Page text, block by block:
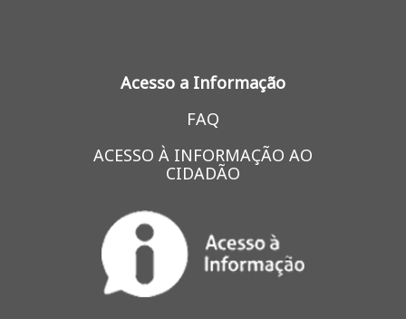
Acesso a Informação
FAQ
ACESSO À INFORMAÇÃO AO
CIDADÃO